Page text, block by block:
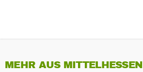
MEHR AUS MITTELHESSEN